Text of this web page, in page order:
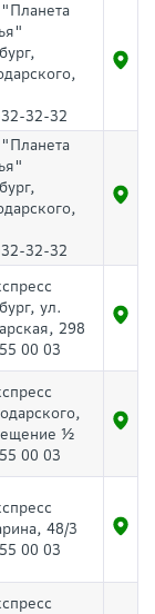
32-32
32-32
ул.
298
00 03
½
00 03
48/3
00 03